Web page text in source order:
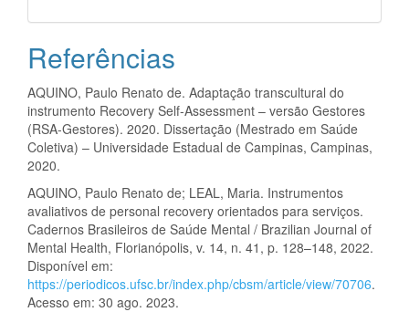
Referências
AQUINO, Paulo Renato de. Adaptação transcultural do
instrumento Recovery Self-Assessment – versão Gestores
(RSA-Gestores). 2020. Dissertação (Mestrado em Saúde
Coletiva) – Universidade Estadual de Campinas, Campinas,
2020.
AQUINO, Paulo Renato de; LEAL, Maria. Instrumentos
avaliativos de personal recovery orientados para serviços.
Cadernos Brasileiros de Saúde Mental / Brazilian Journal of
Mental Health, Florianópolis, v. 14, n. 41, p. 128–148, 2022.
Disponível em:
https://periodicos.ufsc.br/index.php/cbsm/article/view/70706.
Acesso em: 30 ago. 2023.